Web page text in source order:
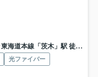
東海道本線「茨木」駅 徒歩15分
光ファイバー